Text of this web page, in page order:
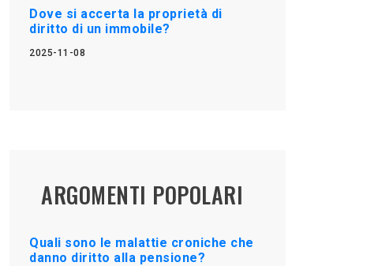
Dove si accerta la proprietà di
diritto di un immobile?
2025-11-08
ARGOMENTI POPOLARI
Quali sono le malattie croniche che
danno diritto alla pensione?